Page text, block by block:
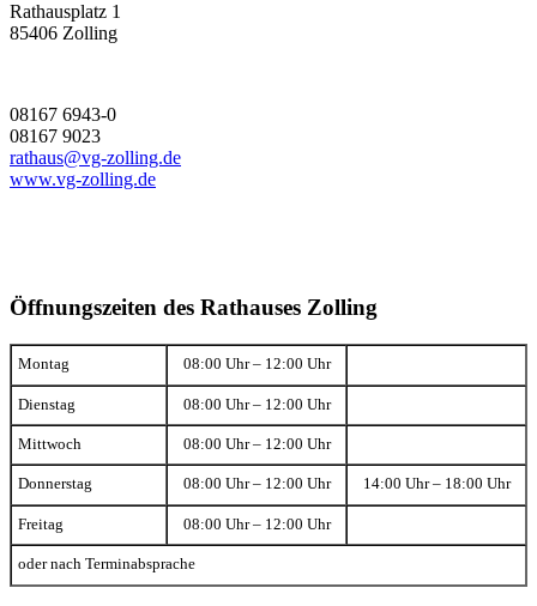
Rathausplatz 1
85406 Zolling
08167 6943-0
08167 9023
rathaus@vg-zolling.de
www.vg-zolling.de
Öffnungszeiten des Rathauses Zolling
Montag 08:00 Uhr – 12:00 Uhr
Dienstag 08:00 Uhr – 12:00 Uhr
Mittwoch 08:00 Uhr – 12:00 Uhr
Donnerstag 08:00 Uhr – 12:00 Uhr 14:00 Uhr – 18:00 Uhr
Freitag 08:00 Uhr – 12:00 Uhr
oder nach Terminabsprache